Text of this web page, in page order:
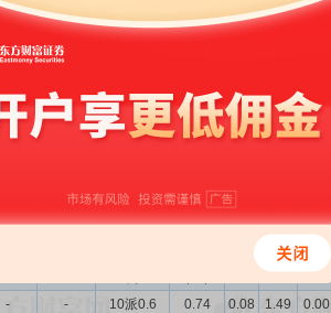
股权登记日
交易日
股权登记日前一交易日
红派息与涨跌幅表现
收益
每股
净资
产(元)
每股
公积
金(元)
- - 10派0.6 0.74 0.08 1.49 0.00